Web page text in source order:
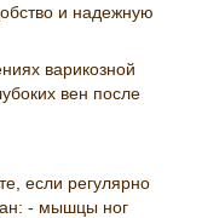
и надежную
варикозной
вен после
если регулярно
- мышцы ног